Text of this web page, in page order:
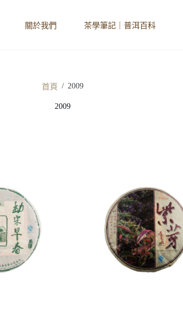
關於我們 茶學筆記｜普洱百科
首頁 / 2009
2009